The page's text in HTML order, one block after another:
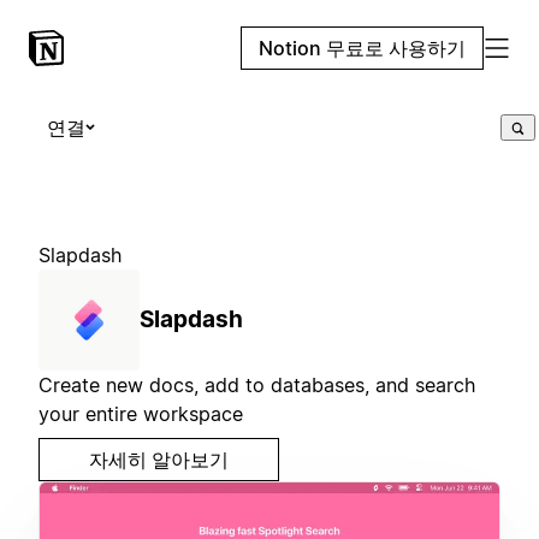
Notion 무료로 사용하기
연결
Slapdash
Slapdash
Create new docs, add to databases, and search
your entire workspace
자세히 알아보기